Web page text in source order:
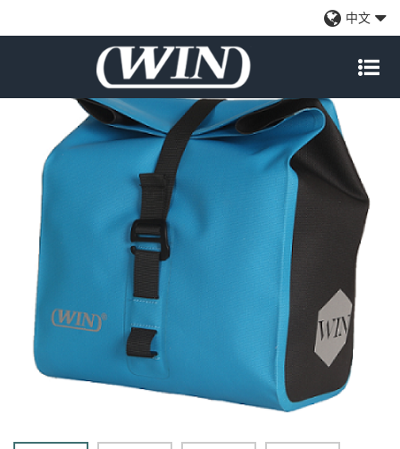
中文